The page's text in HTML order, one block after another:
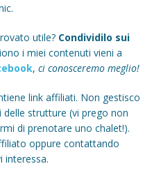
utile? Condividilo sui
i miei contenuti vieni a
, ci conosceremo meglio!
link affiliati. Non gestisco
strutture (vi prego non
di prenotare uno chalet!).
oppure contattando
interessa.